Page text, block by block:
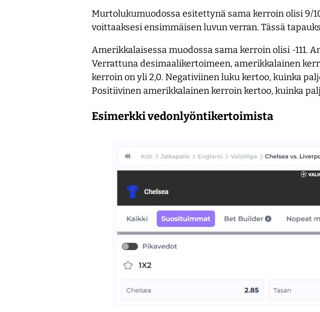
Murtolukumuodossa esitettynä sama kerroin olisi 9/
voittaaksesi ensimmäisen luvun verran. Tässä
Amerikkalaisessa muodossa sama kerroin olisi -111.
Verrattuna desimaalikertoimeen, amerikkalainen
kerroin on yli 2,0. Negativiinen luku kertoo, kuinka
Positiivinen amerikkalainen kerroin kertoo, kuinka
Esimerkki vedonlyöntikertoimista